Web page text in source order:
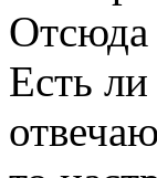
Отсюда
Есть